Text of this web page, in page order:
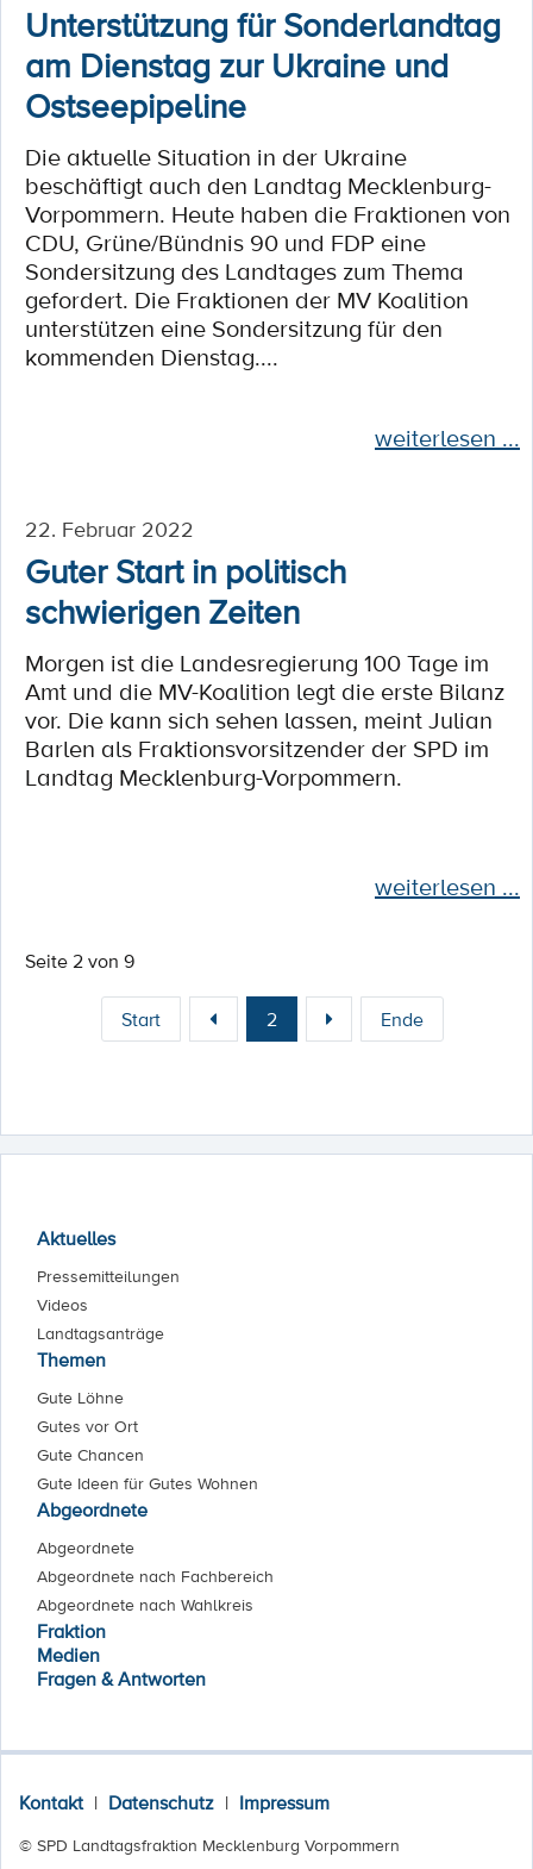
Unterstützung für Sonderlandtag
am Dienstag zur Ukraine und
Ostseepipeline
Die aktuelle Situation in der Ukraine
beschäftigt auch den Landtag Mecklenburg-
Vorpommern. Heute haben die Fraktionen von
CDU, Grüne/Bündnis 90 und FDP eine
Sondersitzung des Landtages zum Thema
gefordert. Die Fraktionen der MV Koalition
unterstützen eine Sondersitzung für den
kommenden Dienstag....
weiterlesen ...
22. Februar 2022
Guter Start in politisch
schwierigen Zeiten
Morgen ist die Landesregierung 100 Tage im
Amt und die MV-Koalition legt die erste Bilanz
vor. Die kann sich sehen lassen, meint Julian
Barlen als Fraktionsvorsitzender der SPD im
Landtag Mecklenburg-Vorpommern.
weiterlesen ...
Seite 2 von 9
Start 2 Ende
Aktuelles
Pressemitteilungen
Videos
Landtagsanträge
Themen
Gute Löhne
Gutes vor Ort
Gute Chancen
Gute Ideen für Gutes Wohnen
Abgeordnete
Abgeordnete
Abgeordnete nach Fachbereich
Abgeordnete nach Wahlkreis
Fraktion
Medien
Fragen & Antworten
Kontakt | Datenschutz | Impressum
© SPD Landtagsfraktion Mecklenburg Vorpommern